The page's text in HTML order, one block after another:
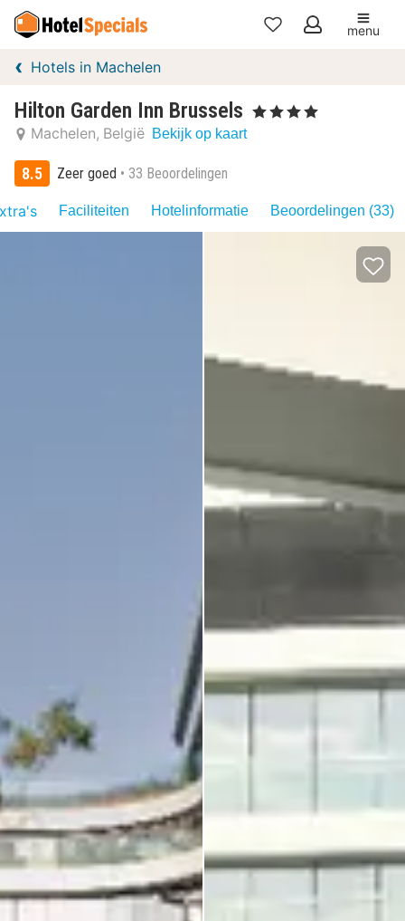
Mijn
menu
Hotels in Machelen
Hilton Garden Inn Brussels , 4 Sterren
Machelen België Bekijk op kaart
8.5 Zeer goed 33 Beoordelingen
Faciliteiten Hotelinformatie Beoordelingen (33)